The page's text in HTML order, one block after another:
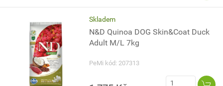
Skladem
N&D Quinoa DOG Skin&Coat Duck
Adult M/L 7kg
PeMi kód: 207313